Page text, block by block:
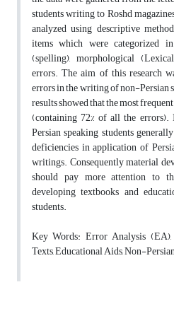
students writing to Roshd
analyzed using descriptive
items which were categorized
(spelling), morphological
errors. The aim of this research
errors in the writing of non-Persian
results showed that the most
(containing 72% of all the
Persian speaking students
deficiencies in application of
writings. Consequently material
should pay more attention to
developing textbooks and
students.
Key Words: Error Analysis
Texts, Educational Aids, Non-